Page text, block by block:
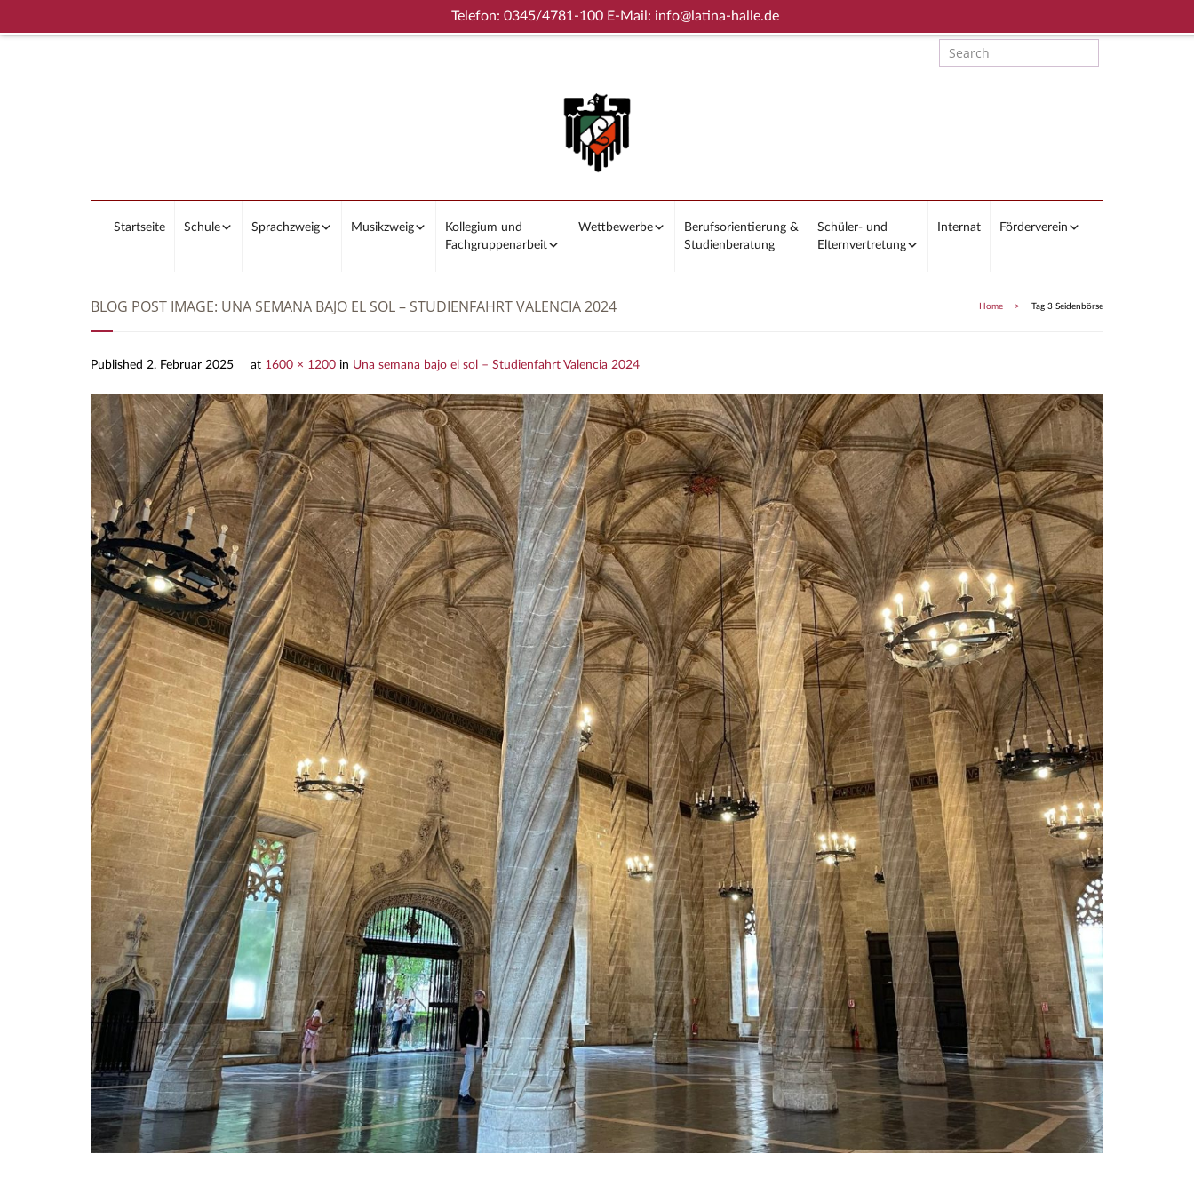
Telefon: 0345/4781-100 E-Mail: info@latina-halle.de
Startseite Schule Sprachzweig Musikzweig
Kollegium und
Fachgruppenarbeit
Wettbewerbe
Berufsorientierung &
Studienberatung
Schüler- und
Elternvertretung
Internat Förderverein
BLOG POST IMAGE: UNA SEMANA BAJO EL SOL – STUDIENFAHRT VALENCIA 2024 Home > Tag 3 Seidenbörse
Published 2. Februar 2025 at 1600 × 1200 in Una semana bajo el sol – Studienfahrt Valencia 2024